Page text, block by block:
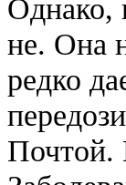
Однако,
не. Она
редко
Почтой.